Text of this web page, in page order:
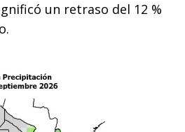
un retraso del 12 %